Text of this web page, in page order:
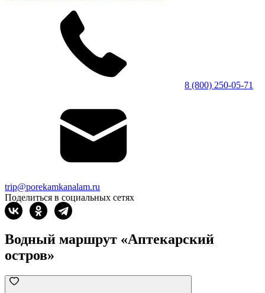
8 (800) 250-05-71
trip@porekamkanalam.ru
Поделиться в социальных сетях
Водный маршрут «Аптекарский
остров»